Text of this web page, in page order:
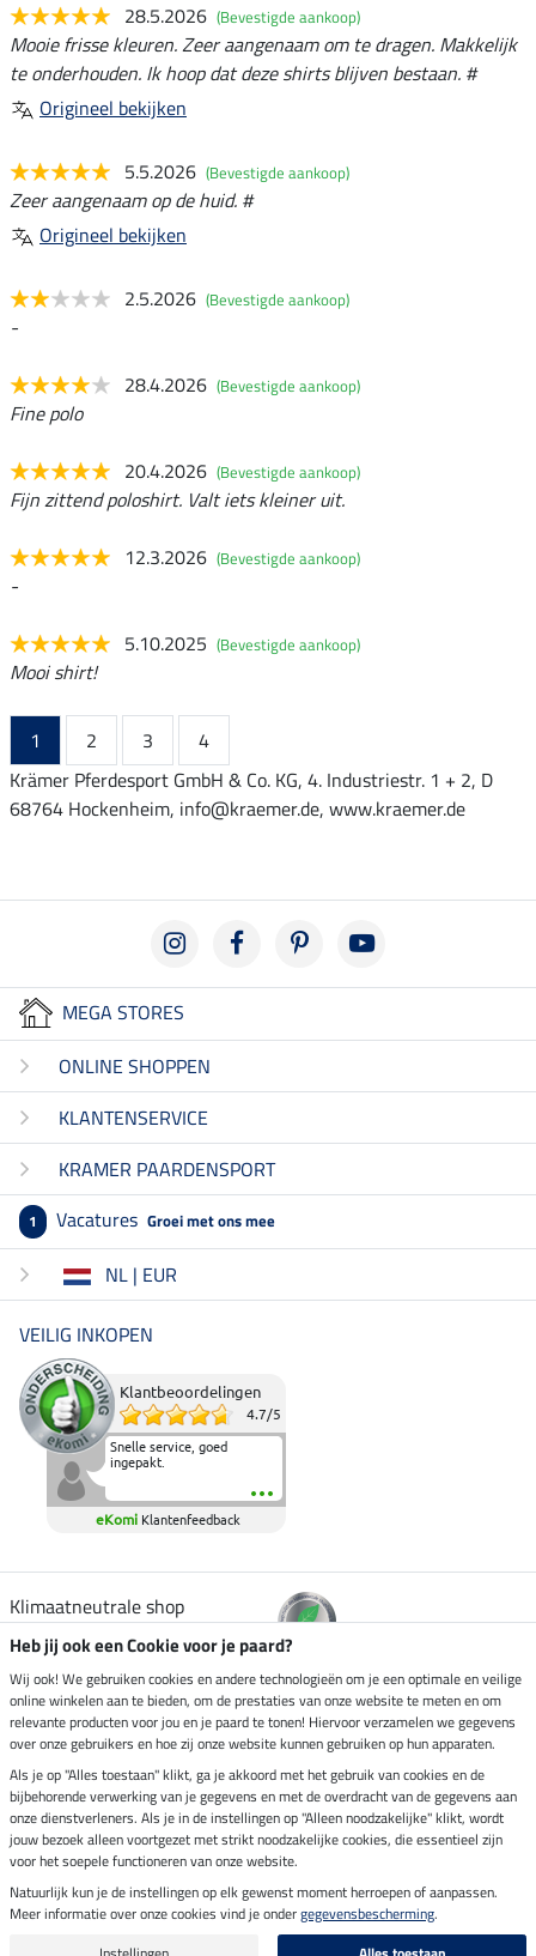
28.5.2026 (Bevestigde aankoop)
Mooie frisse kleuren. Zeer aangenaam om te dragen. Makkelijk
te onderhouden. Ik hoop dat deze shirts blijven bestaan. #
Origineel bekijken
5.5.2026 (Bevestigde aankoop)
Zeer aangenaam op de huid. #
Origineel bekijken
2.5.2026 (Bevestigde aankoop)
-
28.4.2026 (Bevestigde aankoop)
Fine polo
20.4.2026 (Bevestigde aankoop)
Fijn zittend poloshirt. Valt iets kleiner uit.
12.3.2026 (Bevestigde aankoop)
-
5.10.2025 (Bevestigde aankoop)
Mooi shirt!
1 2 3
4
Krämer Pferdesport GmbH & Co. KG, 4. Industriestr. 1 + 2, D
68764 Hockenheim, info@kraemer.de, www.kraemer.de
MEGA STORES
ONLINE SHOPPEN
KLANTENSERVICE
KRAMER PAARDENSPORT
1 Vacatures Groei met ons mee
NL | EUR
VEILIG INKOPEN
Klantbeoordelingen
4.7/5
Snelle service, goed
ingepakt.
eKomi Klantenfeedback
Klimaatneutrale shop
Verzending per
Veilig betalen met
Impressum
Laatste update op 09.08.2026 om 07:13 uur
Alle prijzen in euro's, incl. BTW, excl. verzendkosten.
Heb jij ook een Cookie voor je paard?
Wij ook! We gebruiken cookies en andere technologieën om je een optimale en veilige
online winkelen aan te bieden, om de prestaties van onze website te meten en om
relevante producten voor jou en je paard te tonen! Hiervoor verzamelen we gegevens
over onze gebruikers en hoe zij onze website kunnen gebruiken op hun apparaten.
Als je op "Alles toestaan" klikt, ga je akkoord met het gebruik van cookies en de
bijbehorende verwerking van je gegevens en met de overdracht van de gegevens aan
onze dienstverleners. Als je in de instellingen op "Alleen noodzakelijke" klikt, wordt
jouw bezoek alleen voortgezet met strikt noodzakelijke cookies, die essentieel zijn
voor het soepele functioneren van onze website.
Natuurlijk kun je de instellingen op elk gewenst moment herroepen of aanpassen.
Meer informatie over onze cookies vind je ondergegevensbescherming.